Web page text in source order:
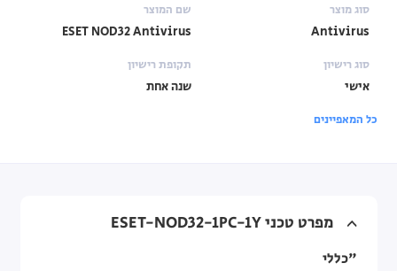
סוג מוצר
Antivirus
שם המוצר
ESET NOD32 Antivirus
סוג רישיון
אישי
תקופת רישיון
שנה אחת
כל המאפיינים
מפרט טכני ESET-NOD32-1PC-1Y
"כללי